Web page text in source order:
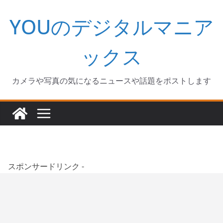
キ
YOUのデジタルマニア
ックス
カメラや写真の気になるニュースや話題をポストします
スポンサードリンク -